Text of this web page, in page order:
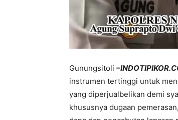
Gunungsitoli
instrumen tertinggi untuk
yang diperjualbelikan demi
khususnya dugaan